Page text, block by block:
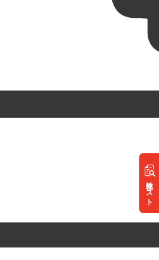
リスト